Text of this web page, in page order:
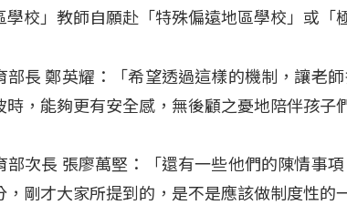
學校」教師自願赴「特殊偏遠地區學校」或「
部長 鄭英耀：「希望透過這樣的機制，讓老
時，能夠更有安全感，無後顧之憂地陪伴孩子
部次長 張廖萬堅：「還有一些他們的陳情事
，剛才大家所提到的，是不是應該做制度性的